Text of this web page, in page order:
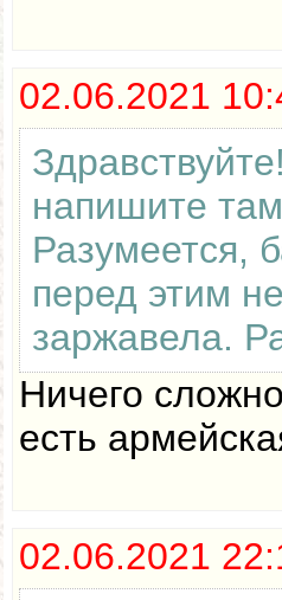
02.06.2021
напишите
Разумеется,
перед этим
заржавела.
Ничего
есть
02.06.2021